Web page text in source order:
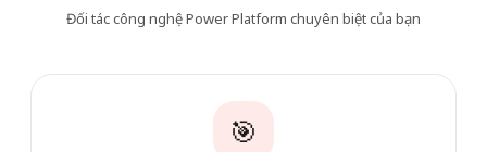
Đối tác công nghệ Power Platform chuyên biệt của bạn
🎯